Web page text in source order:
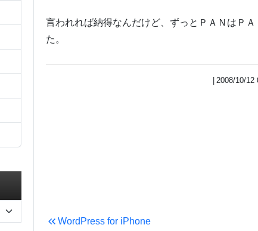
言われれば納得なんだけど、ずっとＰＡＮはＰ
た。
2008/10/12
WordPress for iPhone